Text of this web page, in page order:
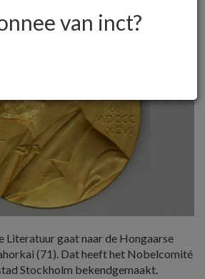
Literatuur gaat naar de Hongaarse
(71). Dat heeft het Nobelcomité
Stockholm bekendgemaakt.
van inct?